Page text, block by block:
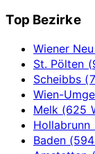
Top Bezirke
Wiener
St. Pölten
Scheibbs
Wien-
Melk (625
Hollabrunn
Baden